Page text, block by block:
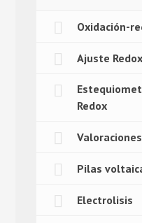
Oxidación-
Ajuste Redox
Redox
Pilas
Electrolisis